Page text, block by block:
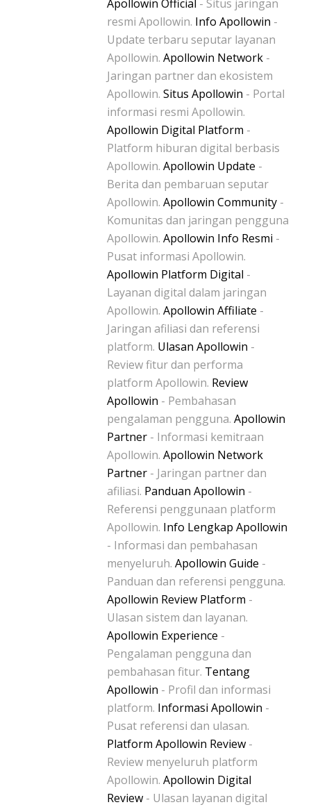
Apollowin Official - Situs jaringan
resmi Apollowin. Info Apollowin -
Update terbaru seputar layanan
Apollowin. Apollowin Network -
Jaringan partner dan ekosistem
Apollowin. Situs Apollowin - Portal
informasi resmi Apollowin.
Apollowin Digital Platform -
Platform hiburan digital berbasis
Apollowin. Apollowin Update -
Berita dan pembaruan seputar
Apollowin. Apollowin Community -
Komunitas dan jaringan pengguna
Apollowin. Apollowin Info Resmi -
Pusat informasi Apollowin.
Apollowin Platform Digital -
Layanan digital dalam jaringan
Apollowin. Apollowin Affiliate -
Jaringan afiliasi dan referensi
platform. Ulasan Apollowin -
Review fitur dan performa
platform Apollowin. Review
Apollowin - Pembahasan
pengalaman pengguna. Apollowin
Partner - Informasi kemitraan
Apollowin. Apollowin Network
Partner - Jaringan partner dan
afiliasi. Panduan Apollowin -
Referensi penggunaan platform
Apollowin. Info Lengkap Apollowin
- Informasi dan pembahasan
menyeluruh. Apollowin Guide -
Panduan dan referensi pengguna.
Apollowin Review Platform -
Ulasan sistem dan layanan.
Apollowin Experience -
Pengalaman pengguna dan
pembahasan fitur. Tentang
Apollowin - Profil dan informasi
platform. Informasi Apollowin -
Pusat referensi dan ulasan.
Platform Apollowin Review -
Review menyeluruh platform
Apollowin. Apollowin Digital
Review - Ulasan layanan digital